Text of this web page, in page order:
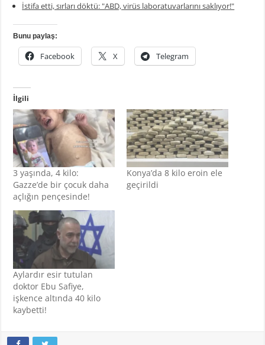
İstifa etti, sırları döktü: "ABD, virüs laboratuvarlarını saklıyor!"
Bunu paylaş:
Facebook X Telegram
İlgili
3 yaşında, 4 kilo:
Gazze’de bir çocuk daha
açlığın pençesinde!
Konya’da 8 kilo eroin ele
geçirildi
Aylardır esir tutulan
doktor Ebu Safiye,
işkence altında 40 kilo
kaybetti!